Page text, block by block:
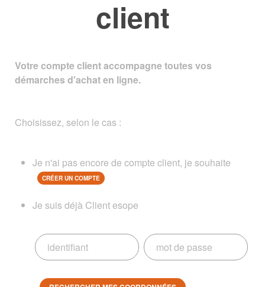
client
Votre compte client accompagne toutes vos
démarches d'achat en ligne.
Choisissez, selon le cas :
Je n'ai pas encore de compte client, je souhaite
CRÉER UN COMPTE
Je suis déjà Client esope